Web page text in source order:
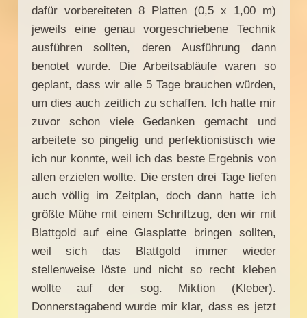
dafür vorbereiteten 8 Platten (0,5 x 1,00 m)
jeweils eine genau vorgeschriebene Technik
ausführen sollten, deren Ausführung dann
benotet wurde. Die Arbeitsabläufe waren so
geplant, dass wir alle 5 Tage brauchen würden,
um dies auch zeitlich zu schaffen. Ich hatte mir
zuvor schon viele Gedanken gemacht und
arbeitete so pingelig und perfektionistisch wie
ich nur konnte, weil ich das beste Ergebnis von
allen erzielen wollte. Die ersten drei Tage liefen
auch völlig im Zeitplan, doch dann hatte ich
größte Mühe mit einem Schriftzug, den wir mit
Blattgold auf eine Glasplatte bringen sollten,
weil sich das Blattgold immer wieder
stellenweise löste und nicht so recht kleben
wollte auf der sog. Miktion (Kleber).
Donnerstagabend wurde mir klar, dass es jetzt